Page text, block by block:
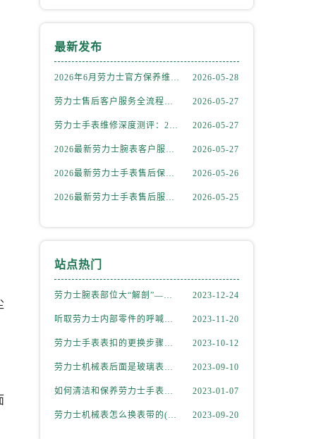
最新发布
2026年6月劳力士官方保养维修中心搬迁及新开网点补充最终告知文件 2026-05-28
劳力士售后客户服务全流程解析：官方电话与全国服务网点布局（2026年6月最新更新） 2026-05-27
劳力士手表维修深度测评：2026年6月最新官方售后服务网点全盘点 2026-05-27
2026最新劳力士腕表客户服务点地址考察报告 2026-05-27
2026最新劳力士手表售后保养中心地址考察报告 2026-05-26
2026最新劳力士手表售后服务点地址实地探访报告 2026-05-25
站点热门
劳力士腕表部位大“解剖”——劳力士大讲堂开课啦！ 2023-12-24
听取劳力士内部零件的呼喊，似有无尽的故事等待我们去探索 2023-11-20
劳力士手表表扣的更换步骤（如何更换手表的表扣） 2023-10-12
劳力士机械表后面是玻璃表盘(如何正确清洁和保养) 2023-09-10
如何清洁和保养劳力士手表的机芯 2023-01-07
劳力士机械表怎么换表带的(简单易学的步骤) 2023-09-20